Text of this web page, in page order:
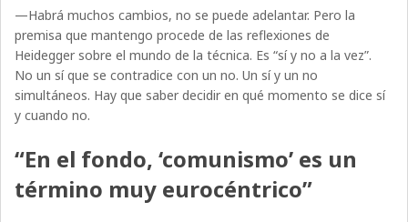
—Habrá muchos cambios, no se puede adelantar. Pero la
premisa que mantengo procede de las reflexiones de
Heidegger sobre el mundo de la técnica. Es “sí y no a la vez”.
No un sí que se contradice con un no. Un sí y un no
simultáneos. Hay que saber decidir en qué momento se dice sí
y cuando no.
“En el fondo, ‘comunismo’ es un
término muy eurocéntrico”